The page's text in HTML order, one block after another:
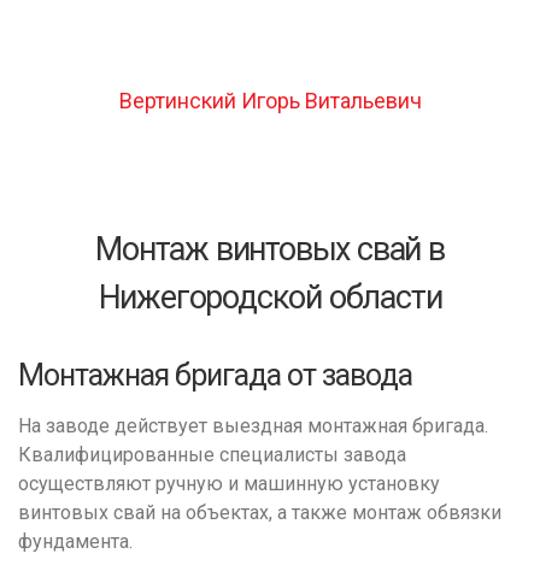
Вертинский Игорь Витальевич
Монтаж винтовых свай в
Нижегородской области
Монтажная бригада от завода
На заводе действует выездная монтажная бригада.
Квалифицированные специалисты завода
осуществляют ручную и машинную установку
винтовых свай на объектах, а также монтаж обвязки
фундамента.